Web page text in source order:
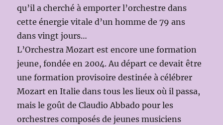
qu’il a cherché à emporter l’orchestre dans
cette énergie vitale d’un homme de 79 ans
dans vingt jours…
L’Orchestra Mozart est encore une formation
jeune, fondée en 2004. Au départ ce devait être
une formation provisoire destinée à célébrer
Mozart en Italie dans tous les lieux où il passa,
mais le goût de Claudio Abbado pour les
orchestres composés de jeunes musiciens